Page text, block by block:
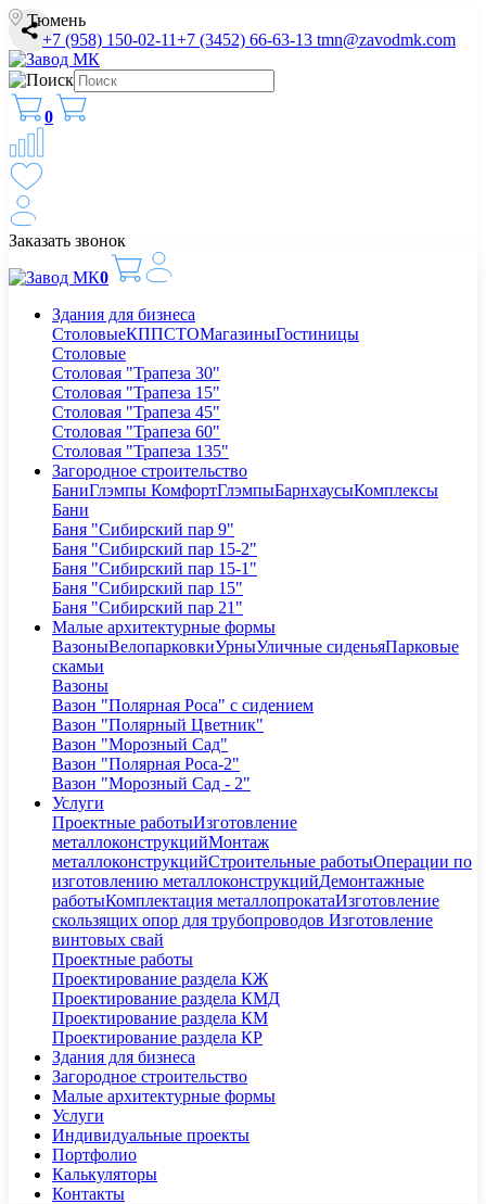
Тюмень
+7 (958) 150-02-11+7 (3452) 66-63-13 tmn@zavodmk.com
0
Заказать звонок
0
Здания для бизнеса
СтоловыеКППСТОМагазиныГостиницы
Столовые
Столовая "Трапеза 30"
Столовая "Трапеза 15"
Столовая "Трапеза 45"
Столовая "Трапеза 60"
Столовая "Трапеза 135"
Загородное строительство
БаниГлэмпы КомфортГлэмпыБарнхаусыКомплексы
Бани
Баня "Сибирский пар 9"
Баня "Сибирский пар 15-2"
Баня "Сибирский пар 15-1"
Баня "Сибирский пар 15"
Баня "Сибирский пар 21"
Малые архитектурные формы
ВазоныВелопарковкиУрныУличные сиденьяПарковые
скамьи
Вазоны
Вазон "Полярная Роса" с сидением
Вазон "Полярный Цветник"
Вазон "Морозный Сад"
Вазон "Полярная Роса-2"
Вазон "Морозный Сад - 2"
Услуги
Проектные работыИзготовление
металлоконструкцийМонтаж
металлоконструкцийСтроительные работыОперации по
изготовлению металлоконструкцийДемонтажные
работыКомплектация металлопрокатаИзготовление
скользящих опор для трубопроводов Изготовление
винтовых свай
Проектные работы
Проектирование раздела КЖ
Проектирование раздела КМД
Проектирование раздела КМ
Проектирование раздела КР
Здания для бизнеса
Загородное строительство
Малые архитектурные формы
Услуги
Индивидуальные проекты
Портфолио
Калькуляторы
Контакты